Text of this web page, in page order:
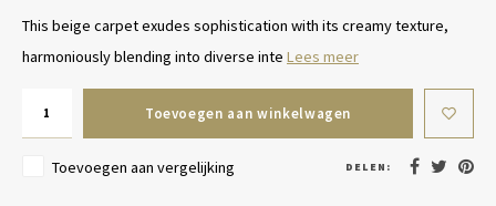
This beige carpet exudes sophistication with its creamy texture,
harmoniously blending into diverse inte Lees meer
Toevoegen aan winkelwagen
Toevoegen aan vergelijking DELEN: